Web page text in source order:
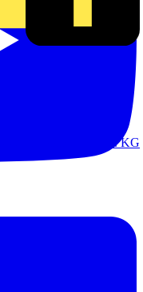
- GmbH & Co. KG